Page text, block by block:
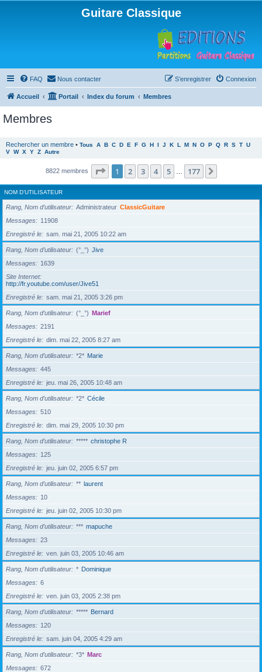
Guitare Classique
FAQ Nous contacter Connexion
S’enregistrer
Accueil Portail Index du forum Membres
Membres
Rechercher un membre • Tous A B C D E F G H I J K L M N O P Q R S T U
V W X Y Z Autre
8822 membres Page 1sur177
1 2 3 4 5 177
NOM D’UTILISATEUR
Rang, Nom d’utilisateur Administrateur ClassicGuitare
Messages
11908
Enregistré le
sam. mai 21, 2005 10:22 am
Rang, Nom d’utilisateur (°_°) Jive
Messages
1639
Site Internet
http://fr.youtube.com/user/Jive51
Enregistré le
sam. mai 21, 2005 3:26 pm
Rang, Nom d’utilisateur (°_°) Marief
Messages
2191
Enregistré le
dim. mai 22, 2005 8:27 am
Rang, Nom d’utilisateur *2* Marie
Messages
445
Enregistré le
jeu. mai 26, 2005 10:48 am
Rang, Nom d’utilisateur *2* Cécile
Messages
510
Enregistré le
dim. mai 29, 2005 10:30 pm
Rang, Nom d’utilisateur ***** christophe R
Messages
125
Enregistré le
jeu. juin 02, 2005 6:57 pm
Rang, Nom d’utilisateur ** laurent
Messages
10
Enregistré le
jeu. juin 02, 2005 10:30 pm
Rang, Nom d’utilisateur *** mapuche
Messages
23
Enregistré le
ven. juin 03, 2005 10:46 am
Rang, Nom d’utilisateur * Dominique
Messages
6
Enregistré le
ven. juin 03, 2005 2:38 pm
Rang, Nom d’utilisateur ***** Bernard
Messages
120
Enregistré le
sam. juin 04, 2005 4:29 am
Rang, Nom d’utilisateur *3* Marc
Messages
672